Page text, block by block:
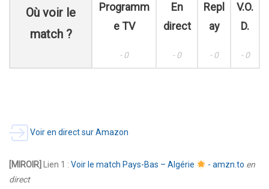
Où voir le
match ?
Programm
e TV
- 0
En
direct
- 0
Repl
ay
- 0
V.O.
D.
- 0
Voir en direct sur Amazon
[MIROIR] Lien 1 : Voir le match Pays-Bas – Algérie - amzn.to en
direct